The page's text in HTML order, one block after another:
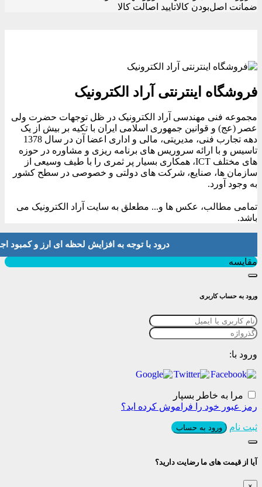
ضمانت اصل‌بودن کالاتایید اصالت کالا
فروشگاه اینترنتی آراد الکترونیک
مجموعه فنی مهندسی آراد الکترونیک در ظل توجهات حضرت ولی
عصر (عج) و قوانین جمهوری اسلامی ایران با تکیه بر بیش از یک
دهه تجارب فنی، مدیریتی، مالی و اداری اعضا آن در سال 1378
تاسیس و با ارائه سروریس های برنامه ریزی و مشاوره در حوزه
های مختلف ICT، همکاری بسیار پر ثمری را با طیف وسیعی از
سازمان ها، صنایع، شرکت های دولتی و خصوصی در سطح کشور
به وجود آورد.
تمامی مطالب، عکس ها و... مطعلق به سایت آراد الکترونیک می
باشد.
درود با توجه به افزایش لحظه ای ارز و کمبود اجناس لطفا موجودی
مقایسه
ورود به حساب کاربری
ورود با:
مرا به خاطر بسپار
رمز عبور خود را فراموش کرده اید؟
ثبت نام ورود به حساب
آیا از قیمت های ما رضایت دارید؟